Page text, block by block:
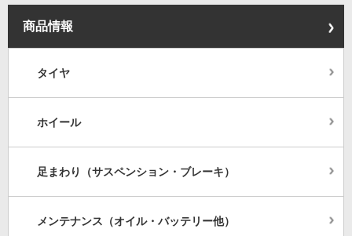
商品情報
タイヤ
ホイール
足まわり（サスペンション・ブレーキ）
メンテナンス（オイル・バッテリー他）